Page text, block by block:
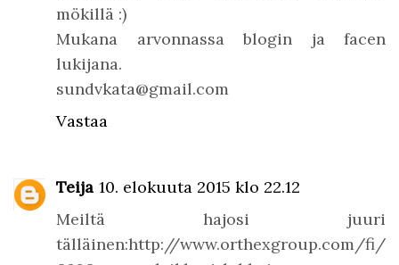
mökillä :)
Mukana arvonnassa blogin ja facen
lukijana.
sundvkata@gmail.com
Vastaa
Teija 10. elokuuta 2015 klo 22.12
Meiltä hajosi juuri
tälläinen:http://www.orthexgroup.com/fi/